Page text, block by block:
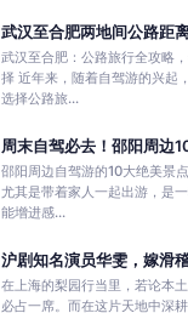
武汉至合肥两地间公路距
武汉至合肥：公路旅行全攻略
择 近年来，随着自驾游的兴起
选择公路旅...
周末自驾必去！邵阳周边
邵阳周边自驾游的10大绝美景
尤其是带着家人一起出游，是
能增进感...
沪剧知名演员华雯，嫁滑
在上海的梨园行当里，若论本
必占一席。而在这片天地中深